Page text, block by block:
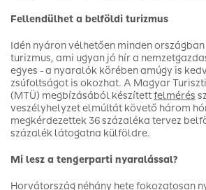
Fellendülhet a belföldi turizmus
Idén nyáron vélhetően minden
turizmus, ami ugyan jó hír a
egyes - a nyaralók körében amúgy is
zsúfoltságot is okozhat. A Magyar
(MTÜ) megbízásából készítettfelmérés
veszélyhelyzet elmúltát követő három
megkérdezettek 36 százaléka tervez
százalék látogatna külföldre.
Mi lesz a tengerparti nyaralással?
Horvátország néhány hete fokozatosan